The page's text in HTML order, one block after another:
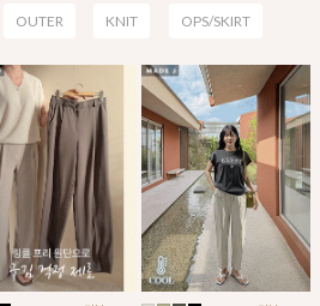
OUTER KNIT OPS/SKIRT